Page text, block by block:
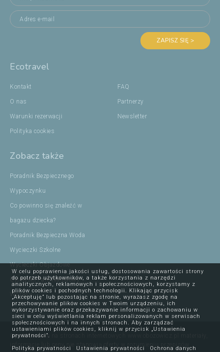
ZAPISZ SIĘ >
Ecotravel
Kontakt
O nas
Warunki rezerwacji
Polityka cookies
FAQ
Partnerzy
Newsletter
Zobacz także
Poradnik Bezpiecznego
Wypoczynku
Co powinno się znaleźć w
bagażu dziecka?
Poradnik Bezpieczna Woda
Wycieczki Szkolne
Wycieczki Objazdowe
Ojcowski Park Narodowy
Wczasy
Opublikowane na stronach internetowych www.obozowicz.pl materiały,
informacje lub ceny nie stanowią oferty w rozumieniu przepisów
W celu poprawienia jakości usług, dostosowania zawartości strony
do potrzeb użytkowników, a także korzystania z narzędzi
analitycznych, reklamowych i społecznościowych, korzystamy z
plików cookies i pochodnych technologii. Klikając przycisk
„Akceptuję” lub pozostając na stronie, wyrażasz zgodę na
przechowywanie plików cookies w Twoim urządzeniu, ich
wykorzystywanie oraz przekazywanie informacji o zachowaniu w
sieci w celu wyświetlania reklam personalizowanych w serwisach
społecznościowych i na innych stronach. Aby zarządzać
ustawieniami plików cookies, kliknij w przycisk „Ustawienia
prywatności”.
Polityka prywatności
Ustawienia prywatności Ochrona danych